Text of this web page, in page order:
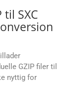
SXC
GZIP filer til
nyttig for